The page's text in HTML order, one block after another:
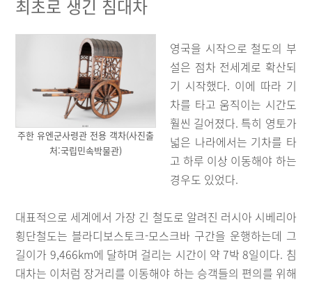
최초로 생긴 침대차
주한 유엔군사령관 전용 객차(사진출
처:국립민속박물관)
영국을 시작으로 철도의 부
설은 점차 전세계로 확산되
기 시작했다. 이에 따라 기
차를 타고 움직이는 시간도
훨씬 길어졌다. 특히 영토가
넓은 나라에서는 기차를 타
고 하루 이상 이동해야 하는
경우도 있었다.
대표적으로 세계에서 가장 긴 철도로 알려진 러시아 시베리아
횡단철도는 블라디보스토크-모스크바 구간을 운행하는데 그
길이가 9,466km에 달하며 걸리는 시간이 약 7박 8일이다. 침
대차는 이처럼 장거리를 이동해야 하는 승객들의 편의를 위해